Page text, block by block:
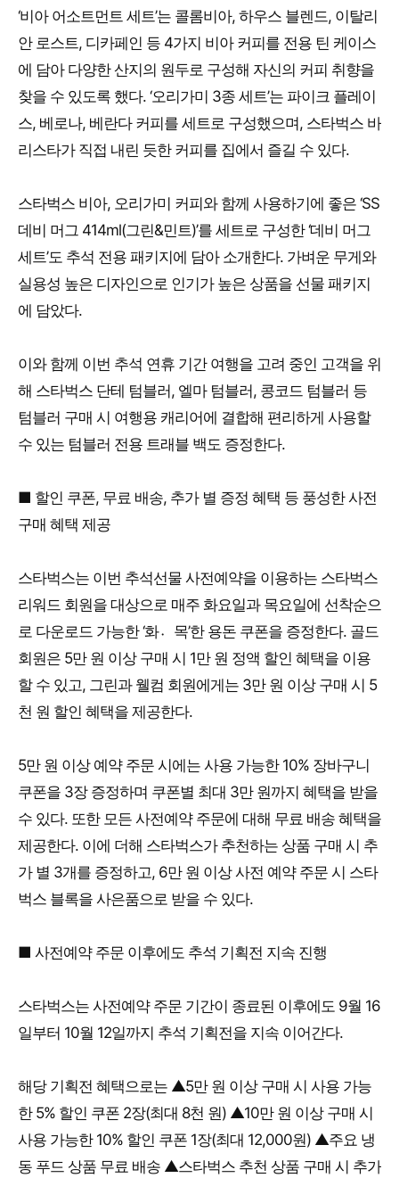
‘비아 어소트먼트 세트’는 콜롬비아, 하우스 블렌드, 이탈리
안 로스트, 디카페인 등 4가지 비아 커피를 전용 틴 케이스
에 담아 다양한 산지의 원두로 구성해 자신의 커피 취향을
찾을 수 있도록 했다. ‘오리가미 3종 세트’는 파이크 플레이
스, 베로나, 베란다 커피를 세트로 구성했으며, 스타벅스 바
리스타가 직접 내린 듯한 커피를 집에서 즐길 수 있다.
스타벅스 비아, 오리가미 커피와 함께 사용하기에 좋은 ‘SS
데비 머그 414ml(그린&민트)’를 세트로 구성한 ‘데비 머그
세트’도 추석 전용 패키지에 담아 소개한다. 가벼운 무게와
실용성 높은 디자인으로 인기가 높은 상품을 선물 패키지
에 담았다.
이와 함께 이번 추석 연휴 기간 여행을 고려 중인 고객을 위
해 스타벅스 단테 텀블러, 엘마 텀블러, 콩코드 텀블러 등
텀블러 구매 시 여행용 캐리어에 결합해 편리하게 사용할
수 있는 텀블러 전용 트래블 백도 증정한다.
■ 할인 쿠폰, 무료 배송, 추가 별 증정 혜택 등 풍성한 사전
구매 혜택 제공
스타벅스는 이번 추석선물 사전예약을 이용하는 스타벅스
리워드 회원을 대상으로 매주 화요일과 목요일에 선착순으
로 다운로드 가능한 ‘화목〮’한 용돈 쿠폰을 증정한다. 골드
회원은 5만 원 이상 구매 시 1만 원 정액 할인 혜택을 이용
할 수 있고, 그린과 웰컴 회원에게는 3만 원 이상 구매 시 5
천 원 할인 혜택을 제공한다.
5만 원 이상 예약 주문 시에는 사용 가능한 10% 장바구니
쿠폰을 3장 증정하며 쿠폰별 최대 3만 원까지 혜택을 받을
수 있다. 또한 모든 사전예약 주문에 대해 무료 배송 혜택을
제공한다. 이에 더해 스타벅스가 추천하는 상품 구매 시 추
가 별 3개를 증정하고, 6만 원 이상 사전 예약 주문 시 스타
벅스 블록을 사은품으로 받을 수 있다.
■ 사전예약 주문 이후에도 추석 기획전 지속 진행
스타벅스는 사전예약 주문 기간이 종료된 이후에도 9월 16
일부터 10월 12일까지 추석 기획전을 지속 이어간다.
해당 기획전 혜택으로는 ▲5만 원 이상 구매 시 사용 가능
한 5% 할인 쿠폰 2장(최대 8천 원) ▲10만 원 이상 구매 시
사용 가능한 10% 할인 쿠폰 1장(최대 12,000원) ▲주요 냉
동 푸드 상품 무료 배송 ▲스타벅스 추천 상품 구매 시 추가